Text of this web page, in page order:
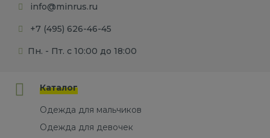
info@minrus.ru
+7 (495) 626-46-45
Пн. - Пт. с 10:00 до 18:00
Каталог
Одежда для мальчиков
Одежда для девочек